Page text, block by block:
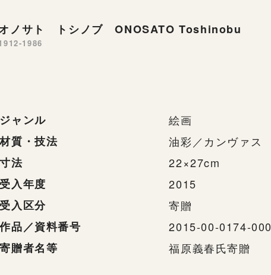
ノサト トシノブ ONOSATO Toshinobu
1986
ジャンル
絵画
材質・技法
油彩／カンヴァス
寸法
22×27cm
受入年度
2015
受入区分
寄贈
作品／資料番号
2015-00-0174-000
寄贈者名等
福原義春氏寄贈